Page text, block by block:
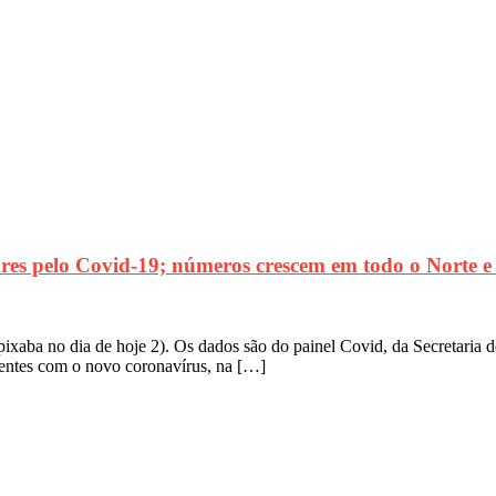
pelo Covid-19; números crescem em todo o Norte
no dia de hoje 2). Os dados são do painel Covid, da Secretaria
com o novo coronavírus, na […]